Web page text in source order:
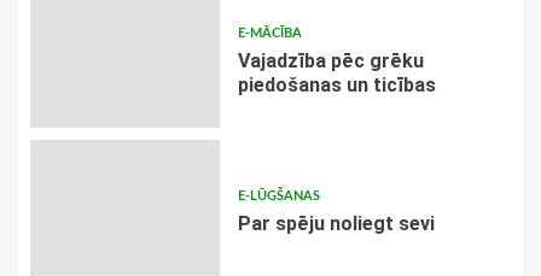
E-MĀCĪBA
Vajadzība pēc grēku
piedošanas un ticības
E-LŪGŠANAS
Par spēju noliegt sevi